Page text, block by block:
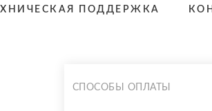
ПОДДЕРЖКА
СПОСОБЫ ОПЛАТЫ